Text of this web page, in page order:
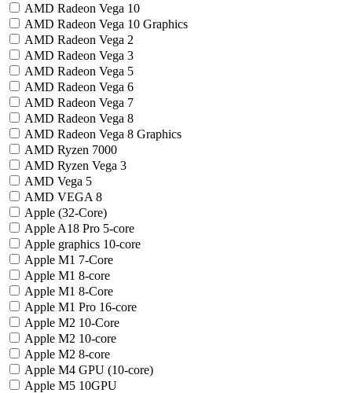
AMD Radeon Vega 10
AMD Radeon Vega 10 Graphics
AMD Radeon Vega 2
AMD Radeon Vega 3
AMD Radeon Vega 5
AMD Radeon Vega 6
AMD Radeon Vega 7
AMD Radeon Vega 8
AMD Radeon Vega 8 Graphics
AMD Ryzen 7000
AMD Ryzen Vega 3
AMD Vega 5
AMD VEGA 8
Apple (32-Core)
Apple A18 Pro 5-core
Apple graphics 10-core
Apple M1 7-Core
Apple M1 8-core
Apple M1 8-Core
Apple M1 Pro 16-core
Apple M2 10-Core
Apple M2 10-core
Apple M2 8-core
Apple M4 GPU (10-core)
Apple M5 10GPU